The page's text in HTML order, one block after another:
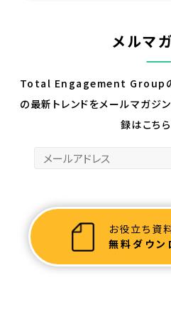
メルマ
Total Engagement Groupの
の最新トレンドをメールマガジ
録はこちら
お役立ち資
無料ダウン